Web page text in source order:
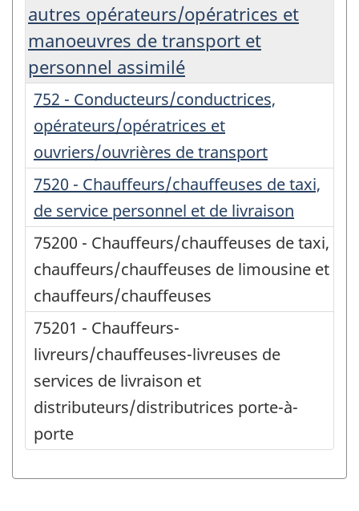
autres opérateurs/opératrices et
manoeuvres de transport et
personnel assimilé
752 - Conducteurs/conductrices,
opérateurs/opératrices et
ouvriers/ouvrières de transport
7520 - Chauffeurs/chauffeuses de taxi,
de service personnel et de livraison
75200 - Chauffeurs/chauffeuses de taxi,
chauffeurs/chauffeuses de limousine et
chauffeurs/chauffeuses
75201 - Chauffeurs-
livreurs/chauffeuses-livreuses de
services de livraison et
distributeurs/distributrices porte-à-
porte